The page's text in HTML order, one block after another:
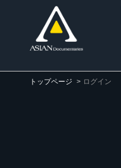
トップページ ログイン